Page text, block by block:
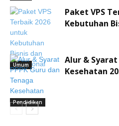
Umum
Paket VPS
Kebutuhan
Pendidikan
Alur & Syarat
Kesehatan